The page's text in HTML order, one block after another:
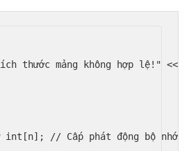
thước mảng không hợp lệ!" <<
// Cấp phát động bộ nhớ